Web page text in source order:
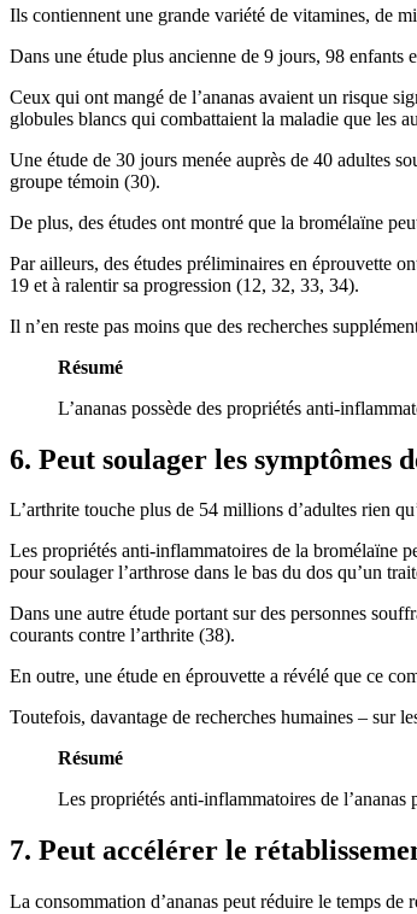
Ils contiennent une grande variété de vitamines, de
Dans une étude plus ancienne de 9 jours, 98 enfants
Ceux qui ont mangé de l’ananas avaient un risque
globules blancs qui combattaient la maladie que les
Une étude de 30 jours menée auprès de 40 adultes
groupe témoin (30).
De plus, des études ont montré que la bromélaïne
Par ailleurs, des études préliminaires en éprouvette
19 et à ralentir sa progression (12, 32, 33, 34).
Il n’en reste pas moins que des recherches
Résumé
L’ananas possède des propriétés anti-
6. Peut soulager les symptômes
L’arthrite touche plus de 54 millions d’adultes rien
Les propriétés anti-inflammatoires de la bromélaïne
pour soulager l’arthrose dans le bas du dos qu’un
Dans une autre étude portant sur des personnes
courants contre l’arthrite (38).
En outre, une étude en éprouvette a révélé que ce
Toutefois, davantage de recherches humaines – sur
Résumé
Les propriétés anti-inflammatoires de l’ananas
7. Peut accélérer le
La consommation d’ananas peut réduire le temps